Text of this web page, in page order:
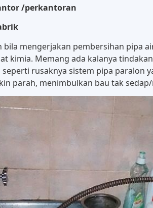
/perkantoran
bila mengerjakan pembersihan pipa
kimia. Memang ada kalanya
seperti rusaknya sistem pipa paralon
parah, menimbulkan bau tak